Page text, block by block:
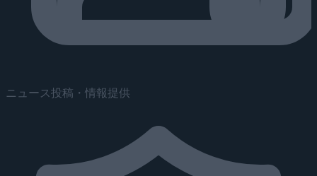
ニュース投稿・情報提供